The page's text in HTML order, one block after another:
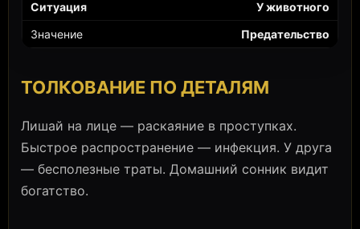
У животного
Предательство
ТОЛКОВАНИЕ ПО ДЕТАЛЯМ
Лишай на лице — раскаяние в проступках.
Быстрое распространение — инфекция. У друга
— бесполезные траты. Домашний сонник видит
богатство.